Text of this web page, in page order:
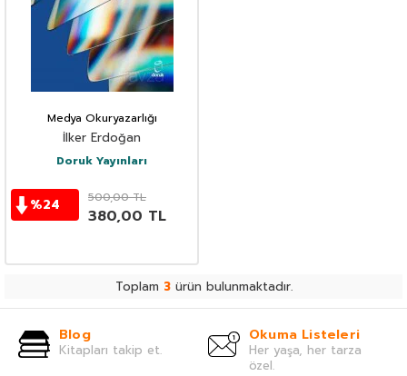
Medya Okuryazarlığı
İlker Erdoğan
Doruk Yayınları
%24 500,00TL
380,00 TL
Toplam 3ürün bulunmaktadır.
Blog
Kitapları takip et.
Okuma Listeleri
Her yaşa, her tarza
özel.